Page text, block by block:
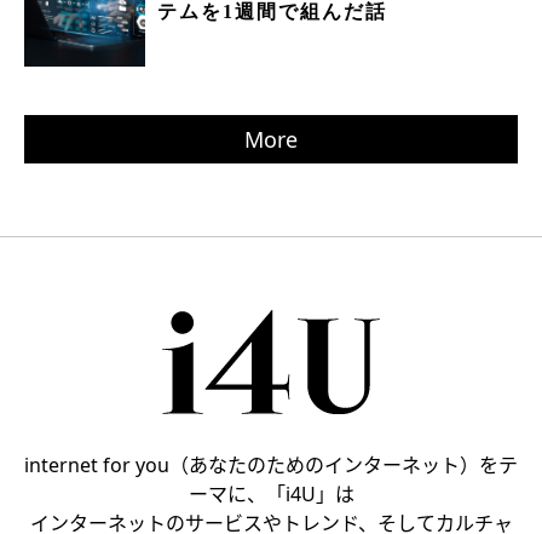
テムを1週間で組んだ話
More
internet for you（あなたのためのインターネット）をテ
ーマに、「i4U」は
インターネットのサービスやトレンド、そしてカルチャ